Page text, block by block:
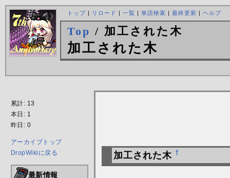
トップ| リロード | 一覧 | 単語検索 | 最終更新 | ヘルプ
Top / 加工された木
加工された木
累計: 13
本日: 1
昨日: 0
アーカイブトップ
DropWikiに戻る
最新情報
加工された木 †